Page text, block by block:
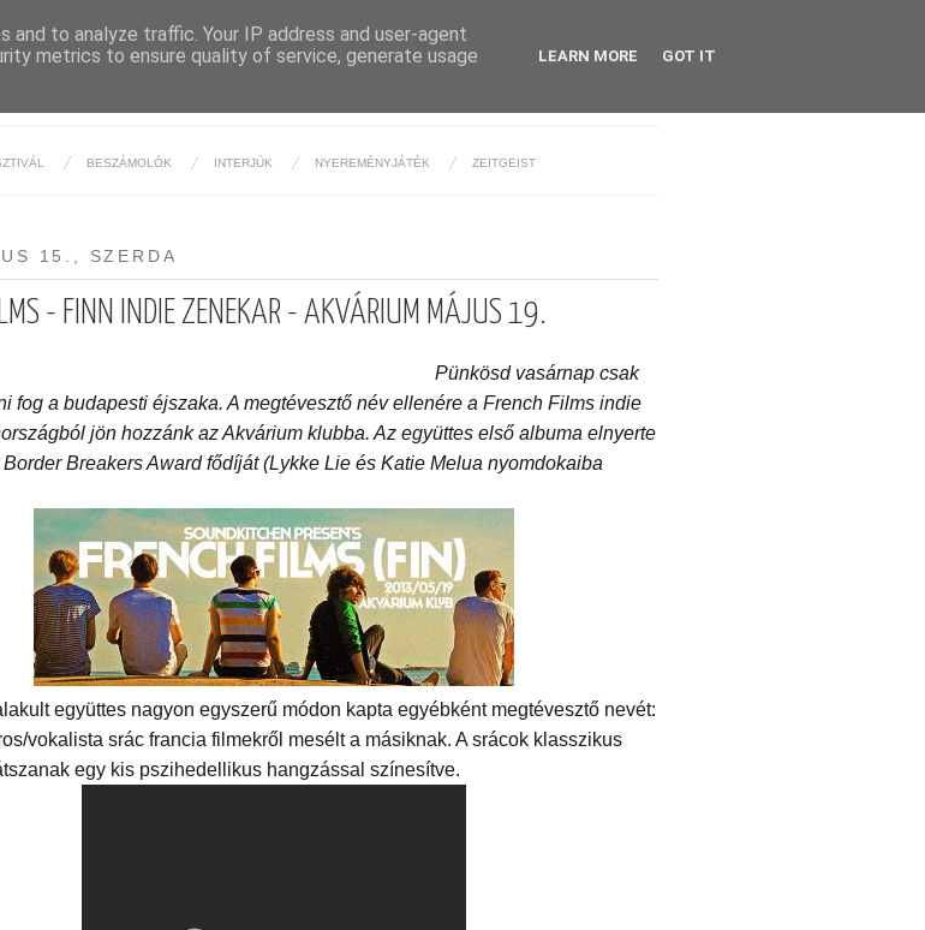
ÉJSZAKA
BESZÁMOLÓK INTERJÚK NYEREMÉNYJÁTÉK ZEITGEIST
15., SZERDA
- FINN INDIE ZENEKAR - AKVÁRIUM MÁJUS 19.
Pünkösd vasárnap csak
fog a budapesti éjszaka. A megtévesztő név ellenére a French Films indie
jön hozzánk az Akvárium klubba. Az együttes első albuma elnyerte
Breakers Award fődíját (Lykke Lie és Katie Melua nyomdokaiba
együttes nagyon egyszerű módon kapta egyébként megtévesztő nevét:
vokalista srác francia filmekről mesélt a másiknak. A srácok klasszikus
egy kis pszihedellikus hangzással színesítve.
to analyze traffic. Your IP address and user-agent
metrics to ensure quality of service, generate usage
LEARN MORE GOT IT